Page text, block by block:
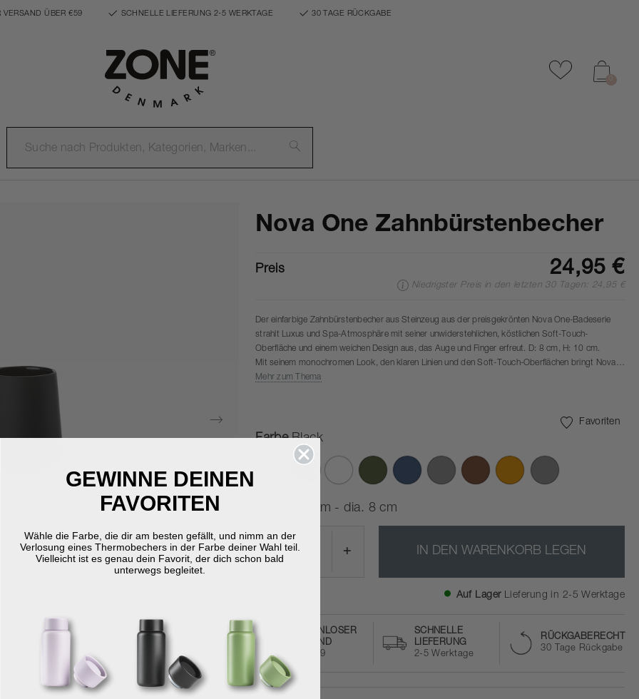
VERSAND ÜBER €59 SCHNELLE LIEFERUNG 2-5 WERKTAGE 30 TAGE RÜCKGABE
Zu
Nova One Zahnbürstenbecher
Preis 24,95 €
Niedrigster Preis in den letzten 30 Tagen: 24,95 €
Der einfarbige Zahnbürstenbecher aus Steinzeug aus der preisgekrönten Nova One-Badeserie
strahlt Luxus und Spa-Atmosphäre mit seiner unwiderstehlichen, köstlichen Soft-Touch-
Oberfläche und einem weichen Design aus, das Auge und Finger erfreut. D: 8 cm, H: 10 cm.
Mit seinem monochromen Look, den klaren Linien und den Soft-Touch-Oberflächen bringt Nova
One Ruhe und Harmonie in das Badezimmer - den wichtigsten Wellness-Raum im Haus, wenn es
Ausdruck. Das Ergebnis ist ein German Design Award 2017 für "besonders gelungene Lösungen"
- ein Preis, der an engagierte Unternehmen und Designer verliehen wird.
Mehr zum Thema
Favoriten
Farbe Black
10 cm - dia. 8 cm
- + IN DEN WARENKORB LEGEN
Auf Lager Lieferung in 2-5 Werktage
KOSTENLOSER
VERSAND
über €59
SCHNELLE
LIEFERUNG
2-5 Werktage
RÜCKGABERECHT
30 Tage Rückgabe
GEWINNE DEINEN
FAVORITEN
Wähle die Farbe, die dir am besten gefällt, und nimm an der
Verlosung eines Thermobechers in der Farbe deiner Wahl teil.
Vielleicht ist es genau dein Favorit, der dich schon bald
unterwegs begleitet.